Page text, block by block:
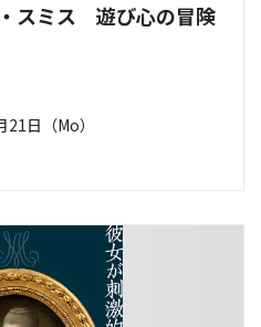
スミス 遊び心の冒険
日（Mo）